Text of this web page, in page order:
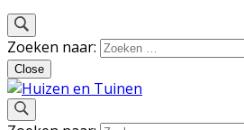
Zoeken naar:
Close
Inspiratie voor wonen en tuinieren